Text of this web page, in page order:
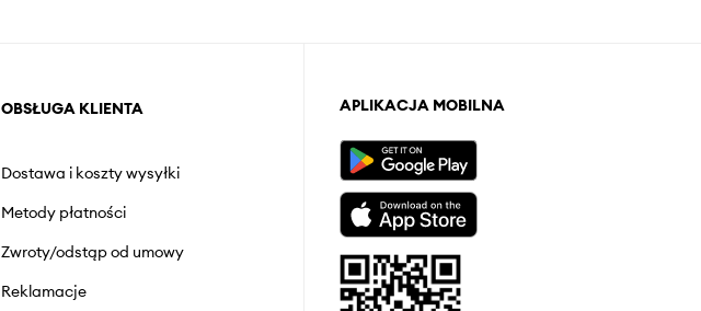
OBSŁUGA KLIENTA
Dostawa i koszty wysyłki
Metody płatności
Zwroty/odstąp od umowy
Reklamacje
APLIKACJA MOBILNA